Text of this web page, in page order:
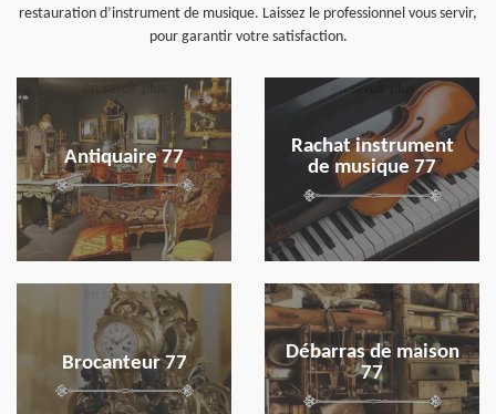
restauration d’instrument de musique. Laissez le professionnel vous servir,
pour garantir votre satisfaction.
Antiquaire 77
en savoir plus
Rachat instrument
de musique 77
en savoir plus
Brocanteur 77
en savoir plus
Débarras de maison
77
en savoir plus